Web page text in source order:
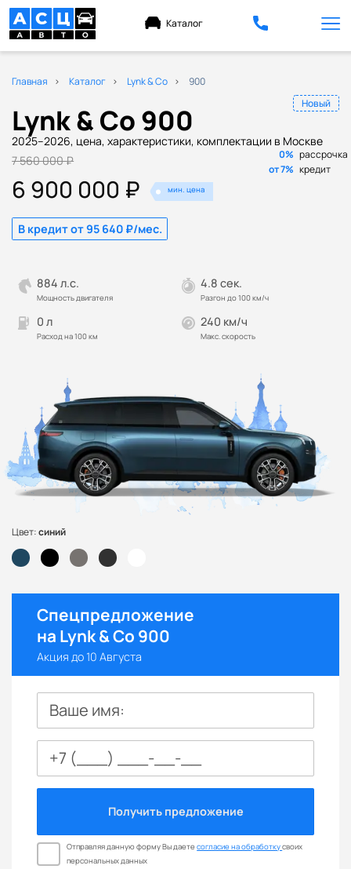
Каталог
Главная Каталог Lynk & Co 900
Lynk & Co 900
2025–2026, цена, характеристики, комплектации в Москве
Новый
0% рассрочка
от 7% кредит
7 560 000 ₽
6 900 000 ₽ мин. цена
В кредит от 95 640 ₽/мес.
884 л.с.
Мощность двигателя
4.8 сек.
Разгон до 100 км/ч
0 л
Расход на 100 км
240 км/ч
Макс. скорость
Цвет:синий
Спецпредложение
на Lynk & Co 900
Акция до 10 Августа
Ваше имя:
Получить предложение
Отправляя данную форму Вы даетесогласие на обработкусвоих
персональных данных